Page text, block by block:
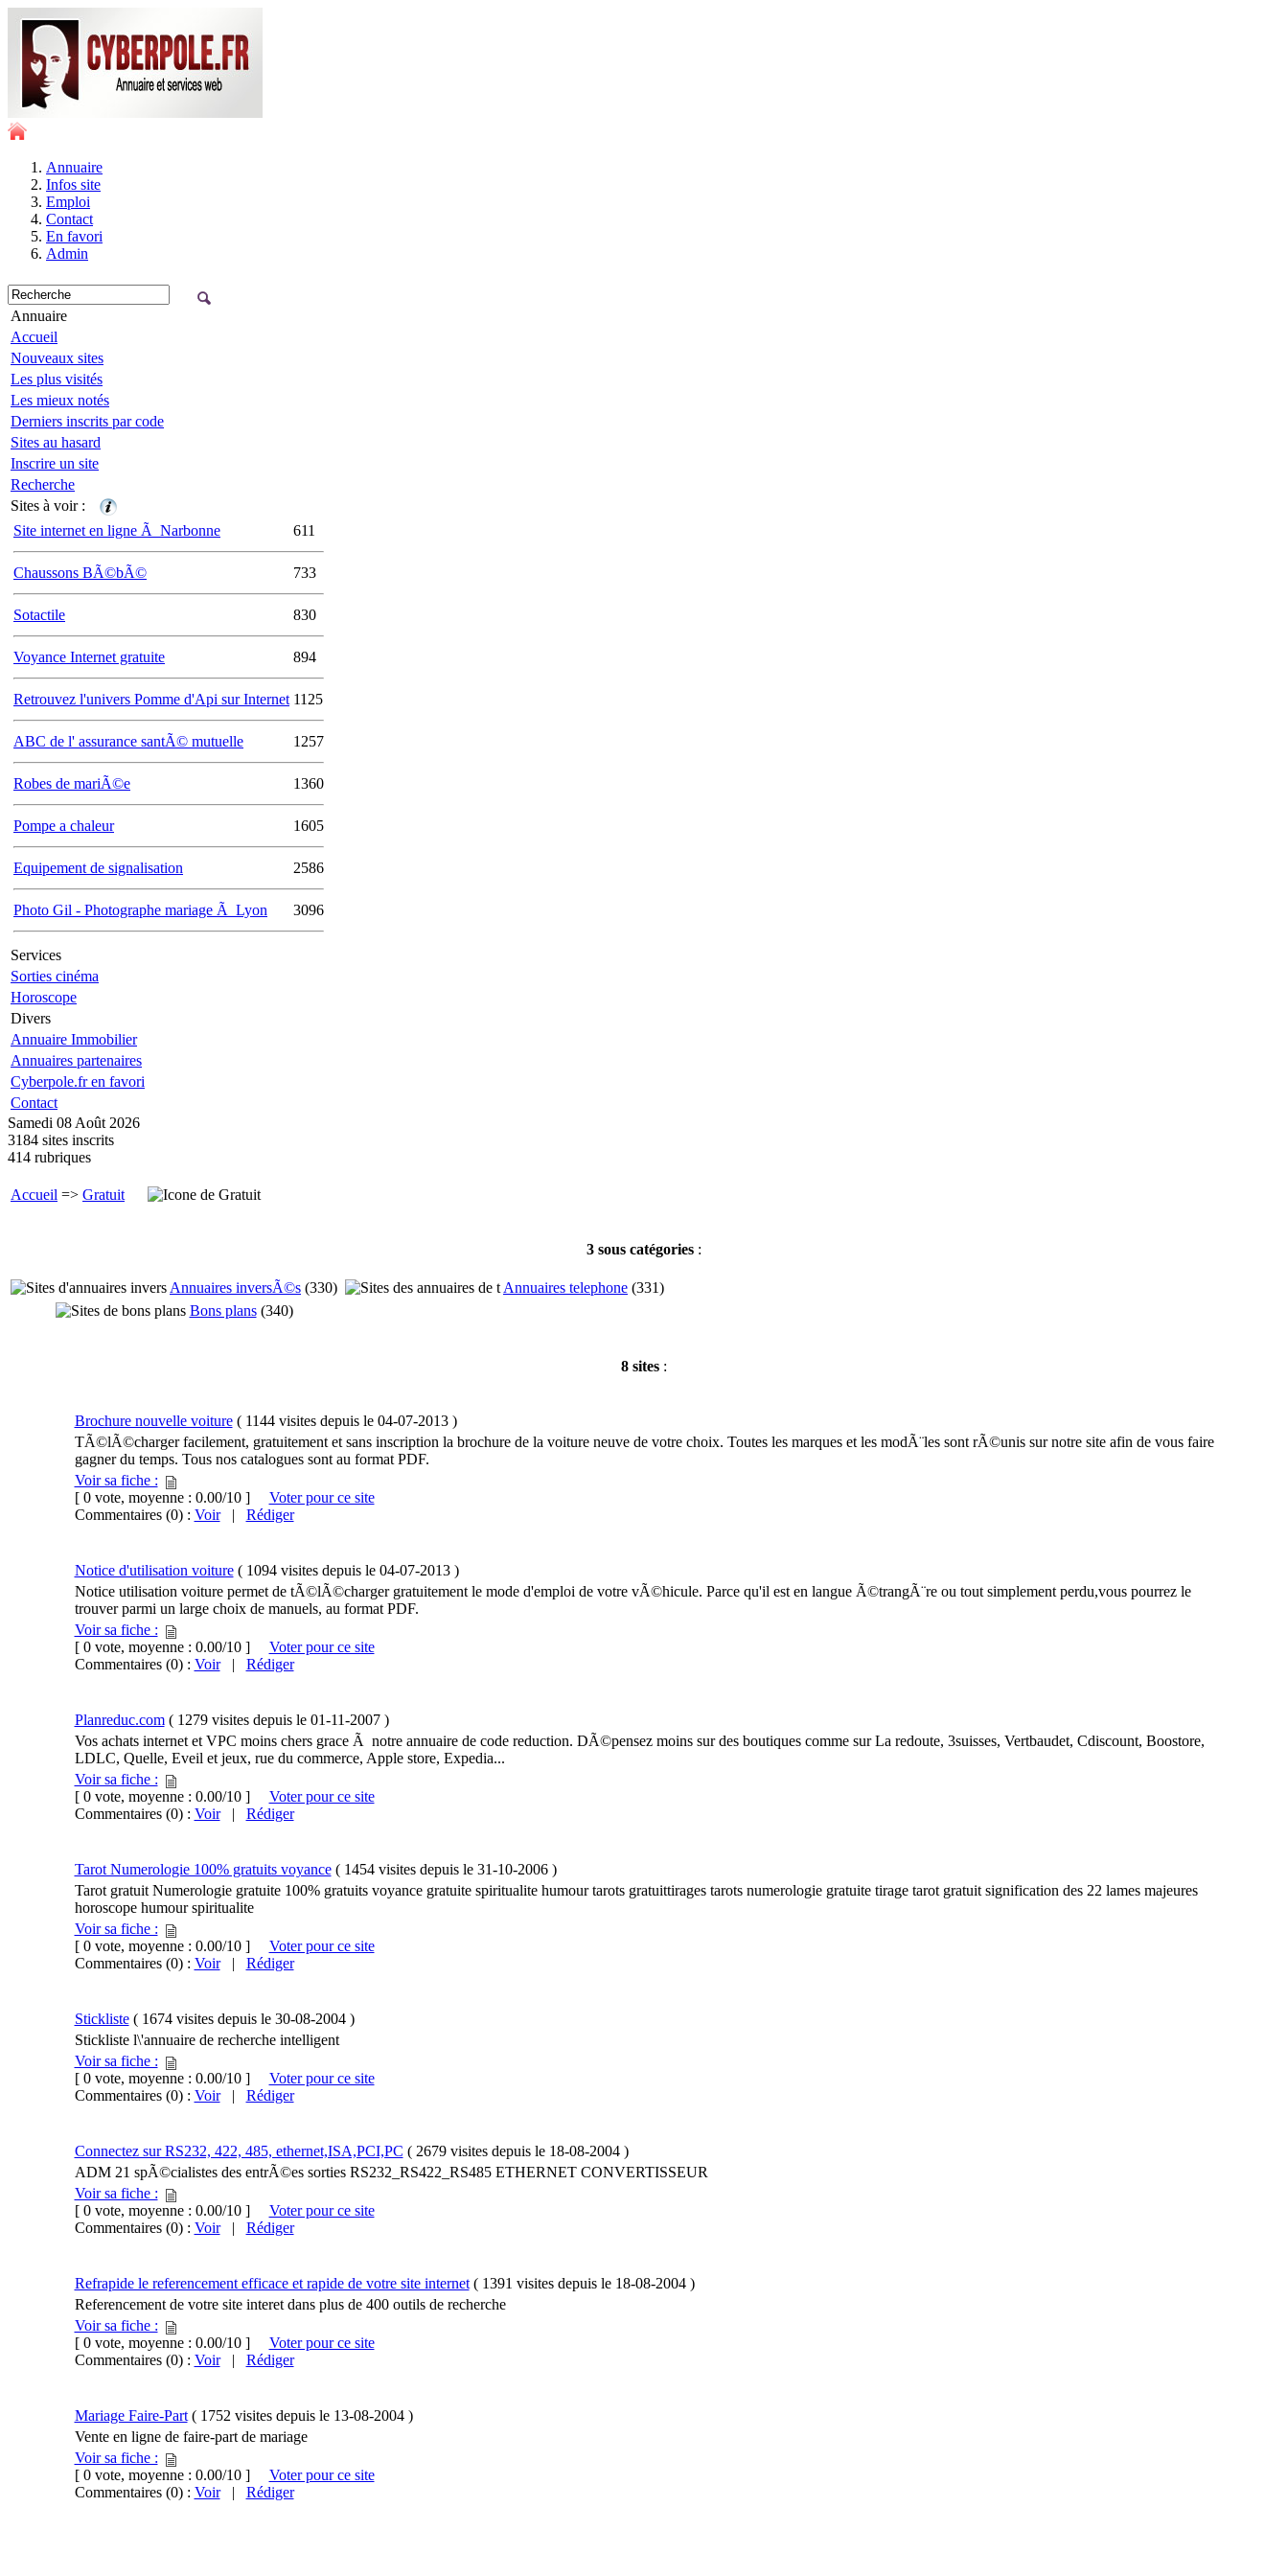
Annuaire
Infos site
Emploi
Contact
En favori
Admin
Annuaire
Accueil
Nouveaux sites
Les plus visités
Les mieux notés
Derniers inscrits par code
Sites au hasard
Inscrire un site
Recherche
Sites à voir :
Site internet en ligne Ã Narbonne
611
Chaussons BÃ©bÃ© 733
Sotactile 830
Voyance Internet gratuite 894
Retrouvez l'univers Pomme d'Api sur Internet 1125
ABC de l' assurance santÃ© mutuelle 1257
Robes de mariÃ©e 1360
Pompe a chaleur 1605
Equipement de signalisation 2586
Photo Gil - Photographe mariage Ã Lyon 3096
Services
Sorties cinéma
Horoscope
Divers
Annuaire Immobilier
Annuaires partenaires
Cyberpole.fr en favori
Contact
Samedi 08 Août 2026
3184 sites inscrits
414 rubriques
Accueil => Gratuit
3 sous catégories :
Annuaires inversÃ©s (330) Annuaires telephone (331)
Bons plans(340)
8 sites :
Brochure nouvelle voiture(1144 visites depuis le 04-07-2013 )
TÃ©lÃ©charger facilement, gratuitement et sans inscription la brochure de la voiture neuve de votre choix. Toutes les marques et les modÃ¨les sont rÃ©unis sur notre site afin de vous faire
gagner du temps. Tous nos catalogues sont au format PDF.
Voir sa fiche :
[ 0 vote, moyenne : 0.00/10 ] Voter pour ce site
Commentaires (0) : Voir| Rédiger
Notice d'utilisation voiture(1094 visites depuis le 04-07-2013 )
Notice utilisation voiture permet de tÃ©lÃ©charger gratuitement le mode d'emploi de votre vÃ©hicule. Parce qu'il est en langue Ã©trangÃ¨re ou tout simplement perdu,vous pourrez le
trouver parmi un large choix de manuels, au format PDF.
Voir sa fiche :
[ 0 vote, moyenne : 0.00/10 ] Voter pour ce site
Commentaires (0) : Voir| Rédiger
Planreduc.com(1279 visites depuis le 01-11-2007 )
Vos achats internet et VPC moins chers grace Ã notre annuaire de code reduction. DÃ©pensez moins sur des boutiques comme sur La redoute, 3suisses, Vertbaudet, Cdiscount, Boostore,
LDLC, Quelle, Eveil et jeux, rue du commerce, Apple store, Expedia...
Voir sa fiche :
[ 0 vote, moyenne : 0.00/10 ] Voter pour ce site
Commentaires (0) : Voir| Rédiger
Tarot Numerologie 100% gratuits voyance(1454 visites depuis le 31-10-2006 )
Tarot gratuit Numerologie gratuite 100% gratuits voyance gratuite spiritualite humour tarots gratuittirages tarots numerologie gratuite tirage tarot gratuit signification des 22 lames majeures
horoscope humour spiritualite
Voir sa fiche :
[ 0 vote, moyenne : 0.00/10 ] Voter pour ce site
Commentaires (0) : Voir| Rédiger
Stickliste(1674 visites depuis le 30-08-2004 )
Stickliste l\'annuaire de recherche intelligent
Voir sa fiche :
[ 0 vote, moyenne : 0.00/10 ] Voter pour ce site
Commentaires (0) : Voir| Rédiger
Connectez sur RS232, 422, 485, ethernet,ISA,PCI,PC (2679 visites depuis le 18-08-2004 )
ADM 21 spÃ©cialistes des entrÃ©es sorties RS232_RS422_RS485 ETHERNET CONVERTISSEUR
Voir sa fiche :
[ 0 vote, moyenne : 0.00/10 ] Voter pour ce site
Commentaires (0) : Voir| Rédiger
Refrapide le referencement efficace et rapide de votre site internet(1391 visites depuis le 18-08-2004 )
Referencement de votre site interet dans plus de 400 outils de recherche
Voir sa fiche :
[ 0 vote, moyenne : 0.00/10 ] Voter pour ce site
Commentaires (0) : Voir| Rédiger
Mariage Faire-Part(1752 visites depuis le 13-08-2004 )
Vente en ligne de faire-part de mariage
Voir sa fiche :
[ 0 vote, moyenne : 0.00/10 ] Voter pour ce site
Commentaires (0) : Voir| Rédiger